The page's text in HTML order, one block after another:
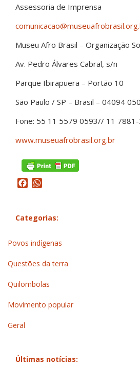
Assessoria de Imprensa
Museu Afro Brasil – Organização
Av. Pedro Álvares Cabral, s/n
Parque Ibirapuera – Portão 10
São Paulo / SP – Brasil – 04094 050
Fone: 55 11 5579 0593// 11
www.museuafrobrasil.org.br
Facebook
Categorias:
Povos indígenas
Questões da terra
Quilombolas
Movimento popular
Geral
Últimas notícias: